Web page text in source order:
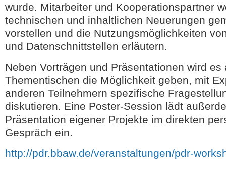
wurde. Mitarbeiter und Kooperationspartner
technischen und inhaltlichen Neuerungen
vorstellen und die Nutzungsmöglichkeiten
und Datenschnittstellen erläutern.
Neben Vorträgen und Präsentationen wird es
Thementischen die Möglichkeit geben, mit
anderen Teilnehmern spezifische
diskutieren. Eine Poster-Session lädt
Präsentation eigener Projekte im direkten
Gespräch ein.
http://pdr.bbaw.de/veranstaltungen/pdr-